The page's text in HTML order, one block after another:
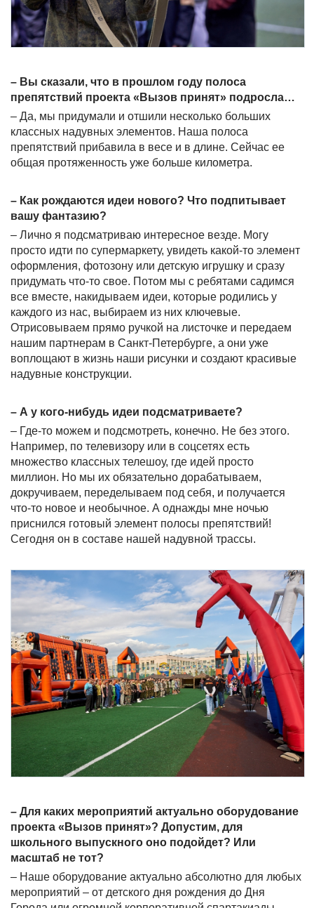
– Вы сказали, что в прошлом году полоса
препятствий проекта «Вызов принят» подросла…
– Да, мы придумали и отшили несколько больших
классных надувных элементов. Наша полоса
препятствий прибавила в весе и в длине. Сейчас ее
общая протяженность уже больше километра.
– Как рождаются идеи нового? Что подпитывает
вашу фантазию?
– Лично я подсматриваю интересное везде. Могу
просто идти по супермаркету, увидеть какой-то элемент
оформления, фотозону или детскую игрушку и сразу
придумать что-то свое. Потом мы с ребятами садимся
все вместе, накидываем идеи, которые родились у
каждого из нас, выбираем из них ключевые.
Отрисовываем прямо ручкой на листочке и передаем
нашим партнерам в Санкт-Петербурге, а они уже
воплощают в жизнь наши рисунки и создают красивые
надувные конструкции.
– А у кого-нибудь идеи подсматриваете?
– Где-то можем и подсмотреть, конечно. Не без этого.
Например, по телевизору или в соцсетях есть
множество классных телешоу, где идей просто
миллион. Но мы их обязательно дорабатываем,
докручиваем, переделываем под себя, и получается
что-то новое и необычное. А однажды мне ночью
приснился готовый элемент полосы препятствий!
Сегодня он в составе нашей надувной трассы.
– Для каких мероприятий актуально оборудование
проекта «Вызов принят»? Допустим, для
школьного выпускного оно подойдет? Или
масштаб не тот?
– Наше оборудование актуально абсолютно для любых
мероприятий – от детского дня рождения до Дня